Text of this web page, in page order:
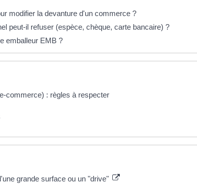
modifier la devanture d'un commerce ?
peut-il refuser (espèce, chèque, carte bancaire) ?
emballeur EMB ?
commerce) : règles à respecter
grande surface ou un "drive"